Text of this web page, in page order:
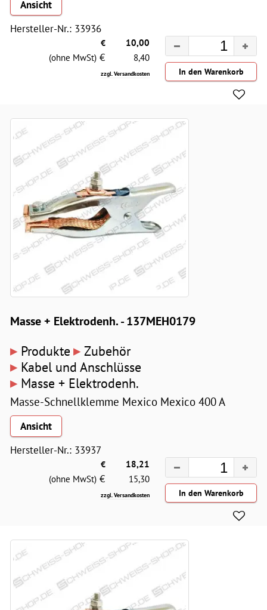
Ansicht
Hersteller-Nr.: 33936
€
10,00
(ohne MwSt) € 8,40
zzgl. Versandkosten
Masse + Elektrodenh. - 137MEH0179
▸ Produkte ▸ Zubehör
▸ Kabel und Anschlüsse
▸ Masse + Elektrodenh.
Masse-Schnellklemme Mexico Mexico 400 A
Ansicht
Hersteller-Nr.: 33937
€
18,21
(ohne MwSt) € 15,30
zzgl. Versandkosten